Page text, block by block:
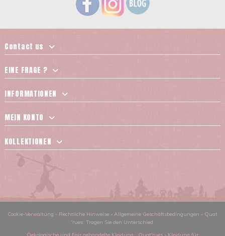
Contact us
EINE FRAGE ?
INFORMATIONEN
MEIN KONTO
KOLLEKTIONEN
Cookie-Verwaltung - Rechtliche Hinweise - Allgemeine Geschäftsbedingungen - Quat
´rues: Tragen Sie den Unterschied